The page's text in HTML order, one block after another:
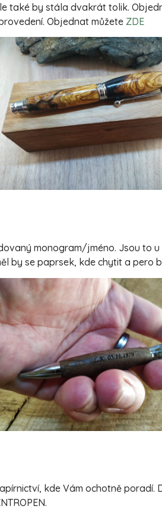
také by stála dvakrát tolik.
Objednat můžete ZDE
monogram/jméno. Jsou to u
by se paprsek, kde chytit a pero
kde Vám ochotně poradí.